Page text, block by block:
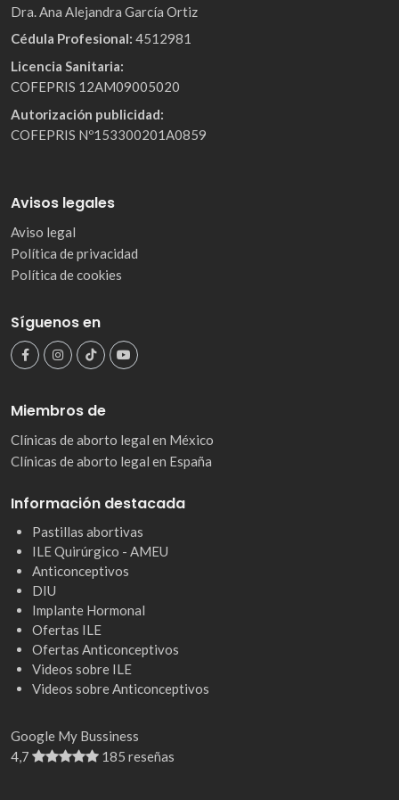
Dra. Ana Alejandra García Ortiz
Cédula Profesional: 4512981
Licencia Sanitaria:
COFEPRIS 12AM09005020
Autorización publicidad:
COFEPRIS Nº153300201A0859
Avisos legales
Aviso legal
Política de privacidad
Política de cookies
Síguenos en
Miembros de
Clínicas de aborto legal en México
Clínicas de aborto legal en España
Información destacada
Pastillas abortivas
ILE Quirúrgico - AMEU
Anticonceptivos
DIU
Implante Hormonal
Ofertas ILE
Ofertas Anticonceptivos
Videos sobre ILE
Videos sobre Anticonceptivos
Google My Bussiness
4,7
185 reseñas